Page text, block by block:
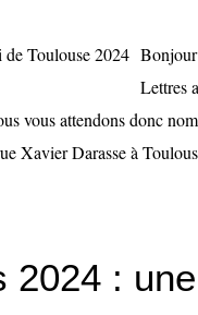
Lettres
vous attendons donc
Xavier Darasse à
2024 :